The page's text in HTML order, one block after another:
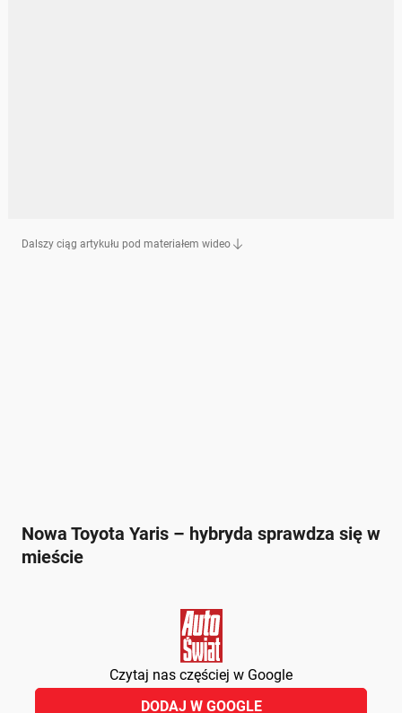
Dalszy ciąg artykułu pod materiałem wideo
Nowa Toyota Yaris – hybryda sprawdza się w
mieście
Czytaj nas częściej w Google
DODAJ W GOOGLE